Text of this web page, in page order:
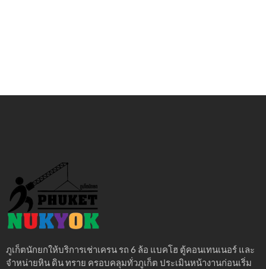
ภูเก็ตนักยกให้บริการเช่าเครน รถ 6 ล้อ แบคโฮ ตู้คอนเทนเนอร์ และ
จำหน่ายหิน ดิน ทราย ครอบคลุมทั่วภูเก็ต ประเมินหน้างานก่อนเริ่ม